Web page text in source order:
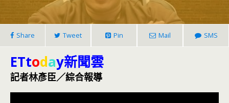
Share Tweet Pin Mail SMS
ETtoday新聞雲
記者林彥臣／綜合報導